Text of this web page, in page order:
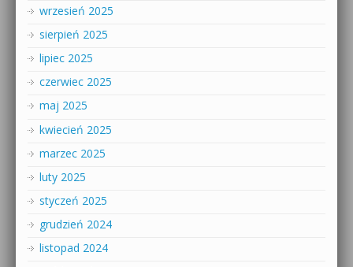
wrzesień 2025
sierpień 2025
lipiec 2025
czerwiec 2025
maj 2025
kwiecień 2025
marzec 2025
luty 2025
styczeń 2025
grudzień 2024
listopad 2024